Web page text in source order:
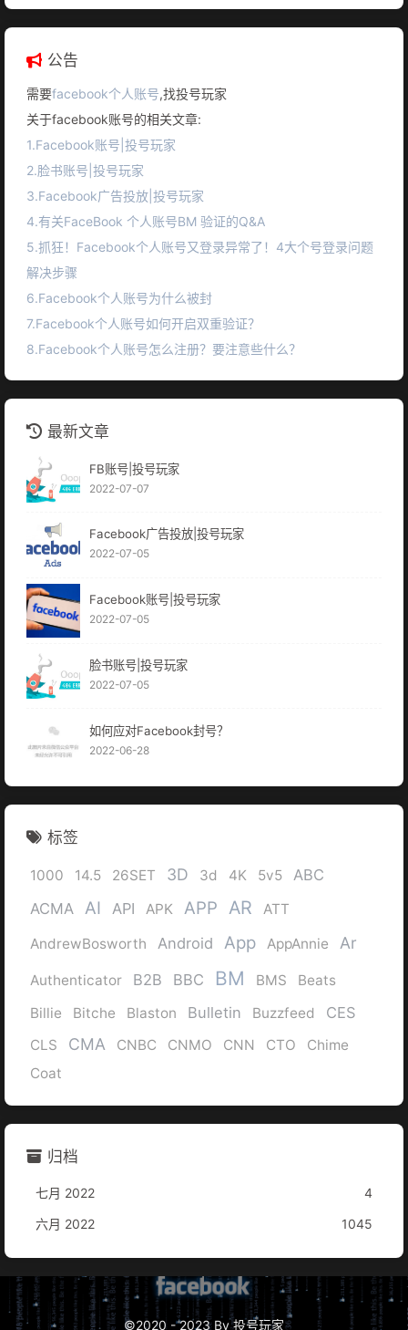
公告
需要facebook个人账号,找投号玩家
关于facebook账号的相关文章:
1.Facebook账号|投号玩家
2.脸书账号|投号玩家
3.Facebook广告投放|投号玩家
4.有关FaceBook 个人账号BM 验证的Q&A
5.抓狂！Facebook个人账号又登录异常了！4大个号登录问题
解决步骤
6.Facebook个人账号为什么被封
7.Facebook个人账号如何开启双重验证？
8.Facebook个人账号怎么注册？要注意些什么？
最新文章
FB账号|投号玩家
2022-07-07
Facebook广告投放|投号玩家
2022-07-05
Facebook账号|投号玩家
2022-07-05
脸书账号|投号玩家
2022-07-05
如何应对Facebook封号？
2022-06-28
标签
1000 14.5 26SET 3D 3d 4K 5v5
ABC
ACMA AI API APK APP AR
ATT
AndrewBosworth
Android App AppAnnie Ar
Authenticator B2B BBC BM BMS
Beats
Billie
Bitche Blaston Bulletin Buzzfeed CES
CLS CMA CNBC CNMO CNN CTO
Chime
Coat
归档
七月 2022
4
六月 2022
1045
©2020 - 2023 By 投号玩家